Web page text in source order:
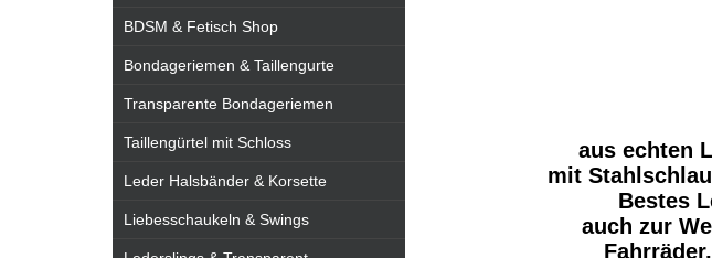
aus echten
mit
Bestes
auch zur
BDSM & Fetisch Shop
Bondageriemen & Taillengurte
Transparente Bondageriemen
Taillengürtel mit Schloss
Leder Halsbänder & Korsette
Liebesschaukeln & Swings